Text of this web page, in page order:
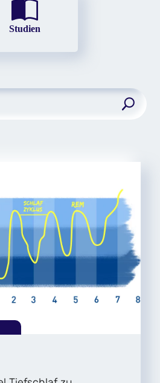
Studien